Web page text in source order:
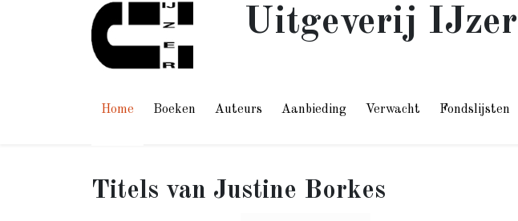
Uitgeverij IJzer
Home Boeken Auteurs Aanbieding Verwacht Fondslijsten
Justine Borkes